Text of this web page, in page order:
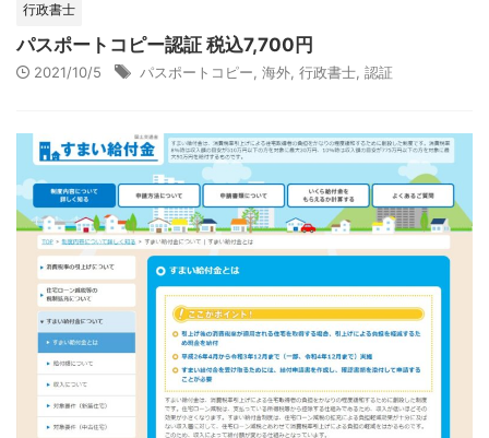
行政書士
パスポートコピー認証 税込7,700円
2021/10/5 パスポートコピー, 海外, 行政書士, 認証